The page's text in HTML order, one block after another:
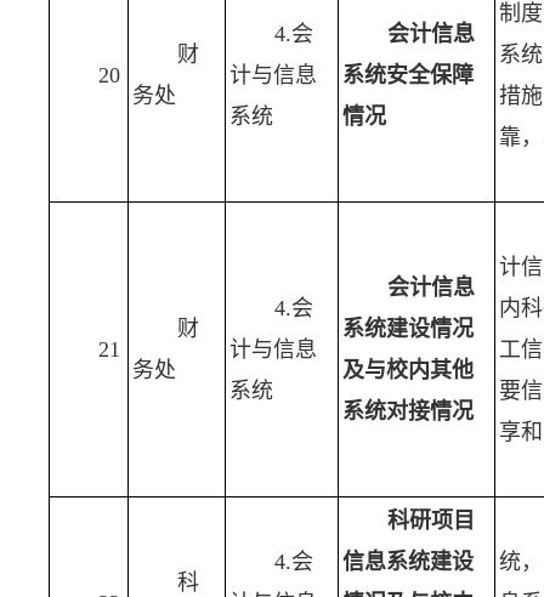
20
财
务处
4.会
计与信息
系统
会计信息
系统安全保障
情况
制
系
措
靠
21
财
务处
4.会
计与信息
系统
会计信息
系统建设情况
及与校内其他
系统对接情况
计
内
工
要
享
科
4.会
科研项目
信息系统建设
统